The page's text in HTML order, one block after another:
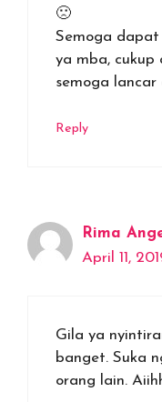
🙁
Semoga
ya mba,
semoga
Reply
Rima
April 11,
Gila ya
banget. Suka
orang lain.